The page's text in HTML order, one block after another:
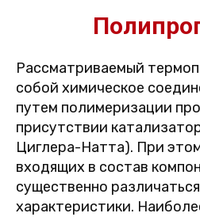
Рассматриваемый
собой химическое
путем полимеризации
присутствии
Циглера-Натта). При
входящих в состав
существенно
характеристики.